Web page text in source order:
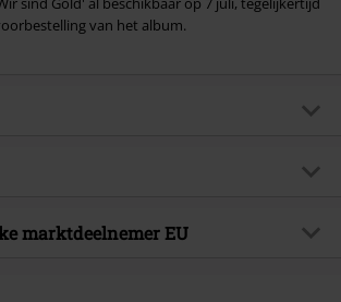
van het album.
Electro
marktdeelnemer EU
31